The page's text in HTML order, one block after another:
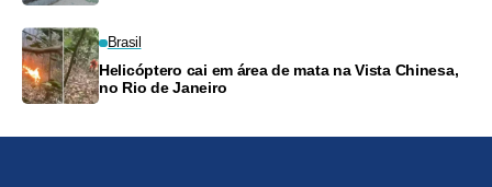
Brasil
Helicóptero cai em área de mata na Vista Chinesa,
no Rio de Janeiro